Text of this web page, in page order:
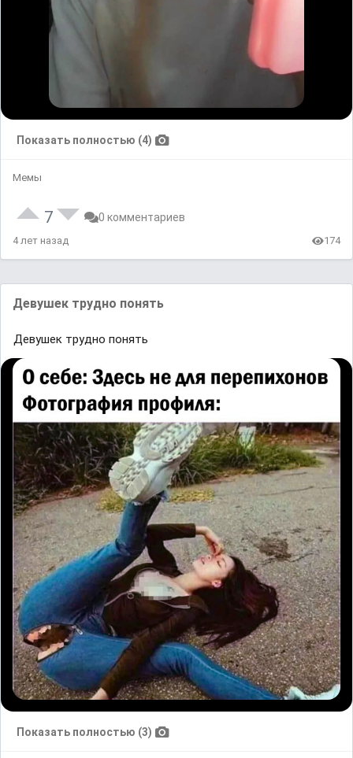
Показать полностью (4)
Мемы
7 0 комментариев
4 лет назад 174
Девушек трудно понять
Девушек трудно понять
Показать полностью (3)